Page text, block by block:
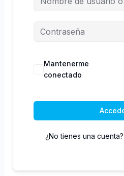
Mantenerme
conectado
¿No tienes una cuenta?